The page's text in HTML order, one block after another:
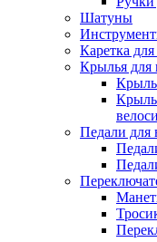
Шатуны
Каретка
Крылья для
Педали для